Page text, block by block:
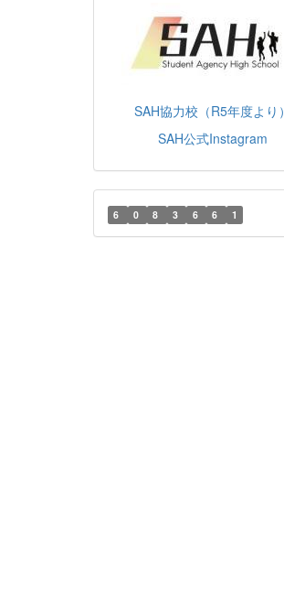
SAH協力校（R5年度より）
SAH公式Instagram
6 0 8 3 6 6 1